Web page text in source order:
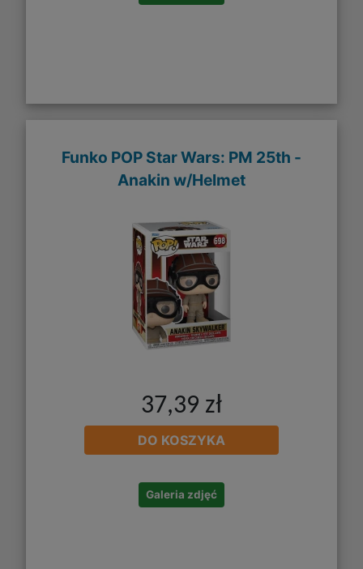
Funko POP Star Wars: PM 25th -
Anakin w/Helmet
37,39 zł
DO KOSZYKA
Galeria zdjęć